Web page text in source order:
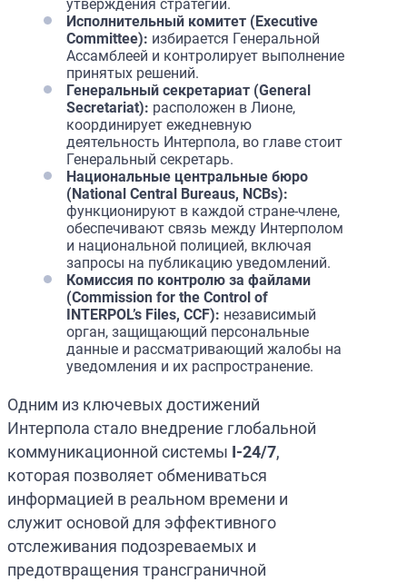
утверждения стратегии.
Исполнительный комитет (Executive
Committee): избирается Генеральной
Ассамблеей и контролирует выполнение
принятых решений.
Генеральный секретариат (General
Secretariat): расположен в Лионе,
координирует ежедневную
деятельность Интерпола, во главе стоит
Генеральный секретарь.
Национальные центральные бюро
(National Central Bureaus, NCBs):
функционируют в каждой стране-члене,
обеспечивают связь между Интерполом
и национальной полицией, включая
запросы на публикацию уведомлений.
Комиссия по контролю за файлами
(Commission for the Control of
INTERPOL’s Files, CCF): независимый
орган, защищающий персональные
данные и рассматривающий жалобы на
уведомления и их распространение.
Одним из ключевых достижений
Интерпола стало внедрение глобальной
коммуникационной системы I-24/7,
которая позволяет обмениваться
информацией в реальном времени и
служит основой для эффективного
отслеживания подозреваемых и
предотвращения трансграничной